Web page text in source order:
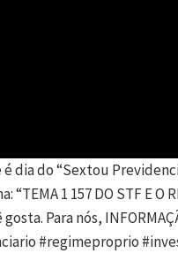
dia do “Sextou
1 157 DO STF E O
Para nós,
#regimeproprio